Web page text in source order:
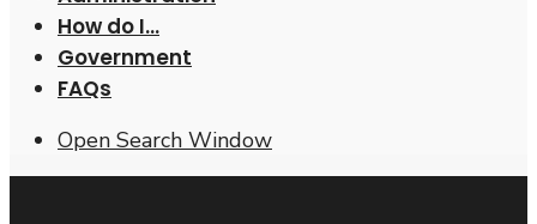
How do I…
Government
FAQs
Open Search Window